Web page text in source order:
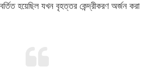
হয়েছিল যখন বৃহত্তর কেন্দ্রীকরণ অর্জন করা